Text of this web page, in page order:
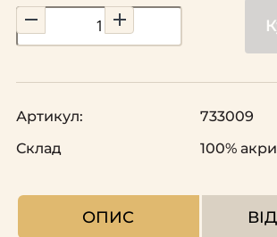
Артикул:
733009
Склад
100%
ОПИС